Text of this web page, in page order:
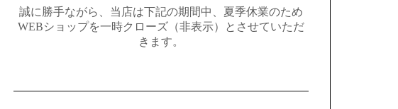
誠に勝手ながら、当店は下記の期間中、夏季休業のため
WEBショップを一時クローズ（非表示）とさせていただ
きます。
━━━━━━━━━━━━━━━━━━━━━━━━━━